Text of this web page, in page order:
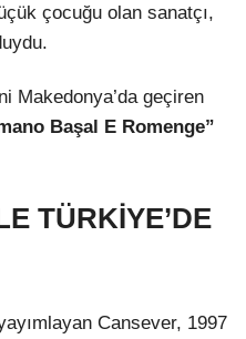
çocuğu olan sanatçı,
Makedonya’da geçiren
Başal E Romenge”
TÜRKİYE’DE
Cansever, 1997